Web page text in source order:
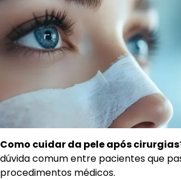
Como cuidar da pele após cirurgias
dúvida comum entre pacientes que
procedimentos médicos.